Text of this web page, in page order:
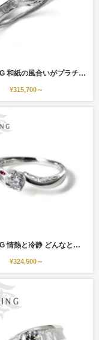
MIORING 和紙の風合いがプラチナに生まれ変わる婚約指輪 明燈-あけび-
¥315,700～
MIORING 情熱と冷静 どんなときも離れない想いを刻んだ婚約指輪 連理-れんり-
¥324,500～